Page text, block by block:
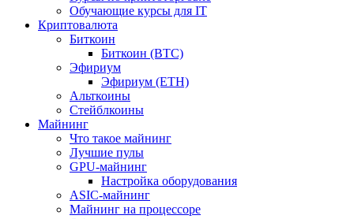
Обучающие курсы для IT
Криптовалюта
Биткоин
Биткоин (BTC)
Эфириум
Эфириум (ETH)
Альткоины
Стейблкоины
Майнинг
Что такое майнинг
Лучшие пулы
GPU-майнинг
Настройка оборудования
ASIC-майнинг
Майнинг на процессоре